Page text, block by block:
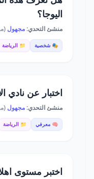
اليوجا؟
منشئ التحدي:مجهول
🎭 شخصية 📁 الرياضة
اختبار عن نادي
منشئ التحدي:مجهول
🧠 معرفي 📁 الرياضة
اختبر مستوى